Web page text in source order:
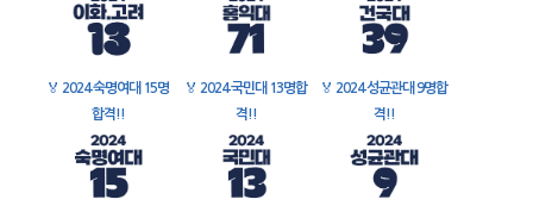
🏅 2024 숙명여대 15명
합격!!
🏅 2024 국민대 13명합
격!!
🏅 2024 성균관대 9명합
격!!